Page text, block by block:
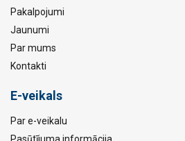
Pakalpojumi
Jaunumi
Par mums
Kontakti
E-veikals
Par e-veikalu
Pasūtījuma informācija